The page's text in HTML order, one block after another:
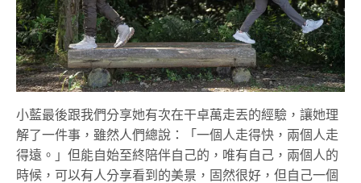
小藍最後跟我們分享她有次在干卓萬走丟的經驗，讓她理
解了一件事，雖然人們總說：「一個人走得快，兩個人走
得遠。」但能自始至終陪伴自己的，唯有自己，兩個人的
時候，可以有人分享看到的美景，固然很好，但自己一個